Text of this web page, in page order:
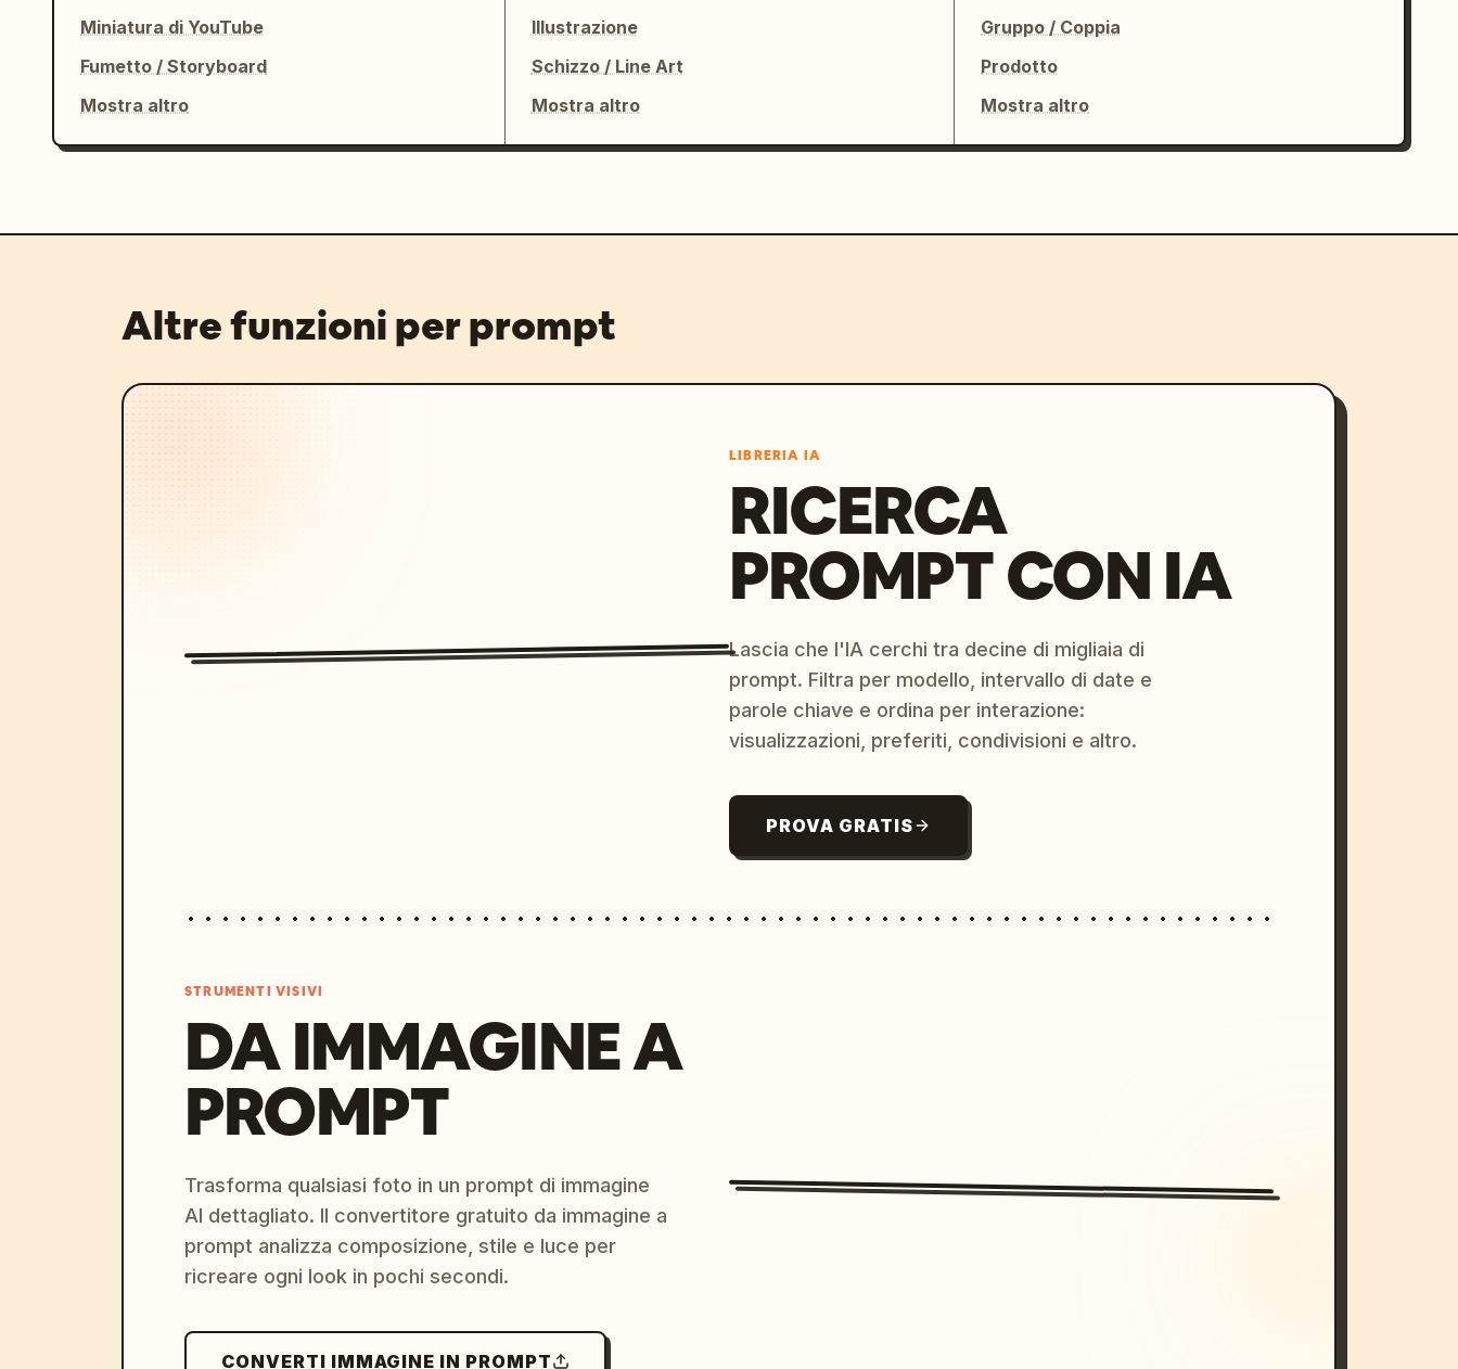
Miniatura di YouTube
Fumetto / Storyboard
Mostra altro
Illustrazione
Schizzo / Line Art
Mostra altro
Gruppo / Coppia
Prodotto
Mostra altro
Altre funzioni per prompt
LIBRERIA IA
RICERCA
PROMPT CON IA
Lascia che l'IA cerchi tra decine di migliaia di
prompt. Filtra per modello, intervallo di date e
parole chiave e ordina per interazione:
visualizzazioni, preferiti, condivisioni e altro.
PROVA GRATIS
STRUMENTI VISIVI
DA IMMAGINE A
PROMPT
Trasforma qualsiasi foto in un prompt di immagine
AI dettagliato. Il convertitore gratuito da immagine a
prompt analizza composizione, stile e luce per
ricreare ogni look in pochi secondi.
CONVERTI IMMAGINE IN PROMPT